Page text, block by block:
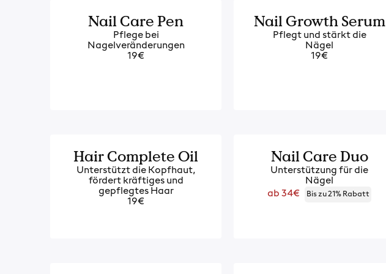
Nail Care Pen
Pflege bei
Nagelveränderungen
19€
Nail Growth Serum
Pflegt und stärkt die
Nägel
19€
Hair Complete Oil
Unterstützt die Kopfhaut,
fördert kräftiges und
gepflegtes Haar
19€
Nail Care Duo
Unterstützung für die
Nägel
Regulärer
ab 34€ Bis zu 21% Rabatt